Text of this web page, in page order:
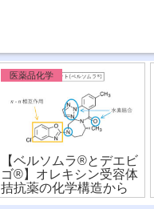
医薬品化学
【ベルソムラ®︎とデエビ
ゴ®︎】オレキシン受容体
拮抗薬の化学構造から
違いを比較！